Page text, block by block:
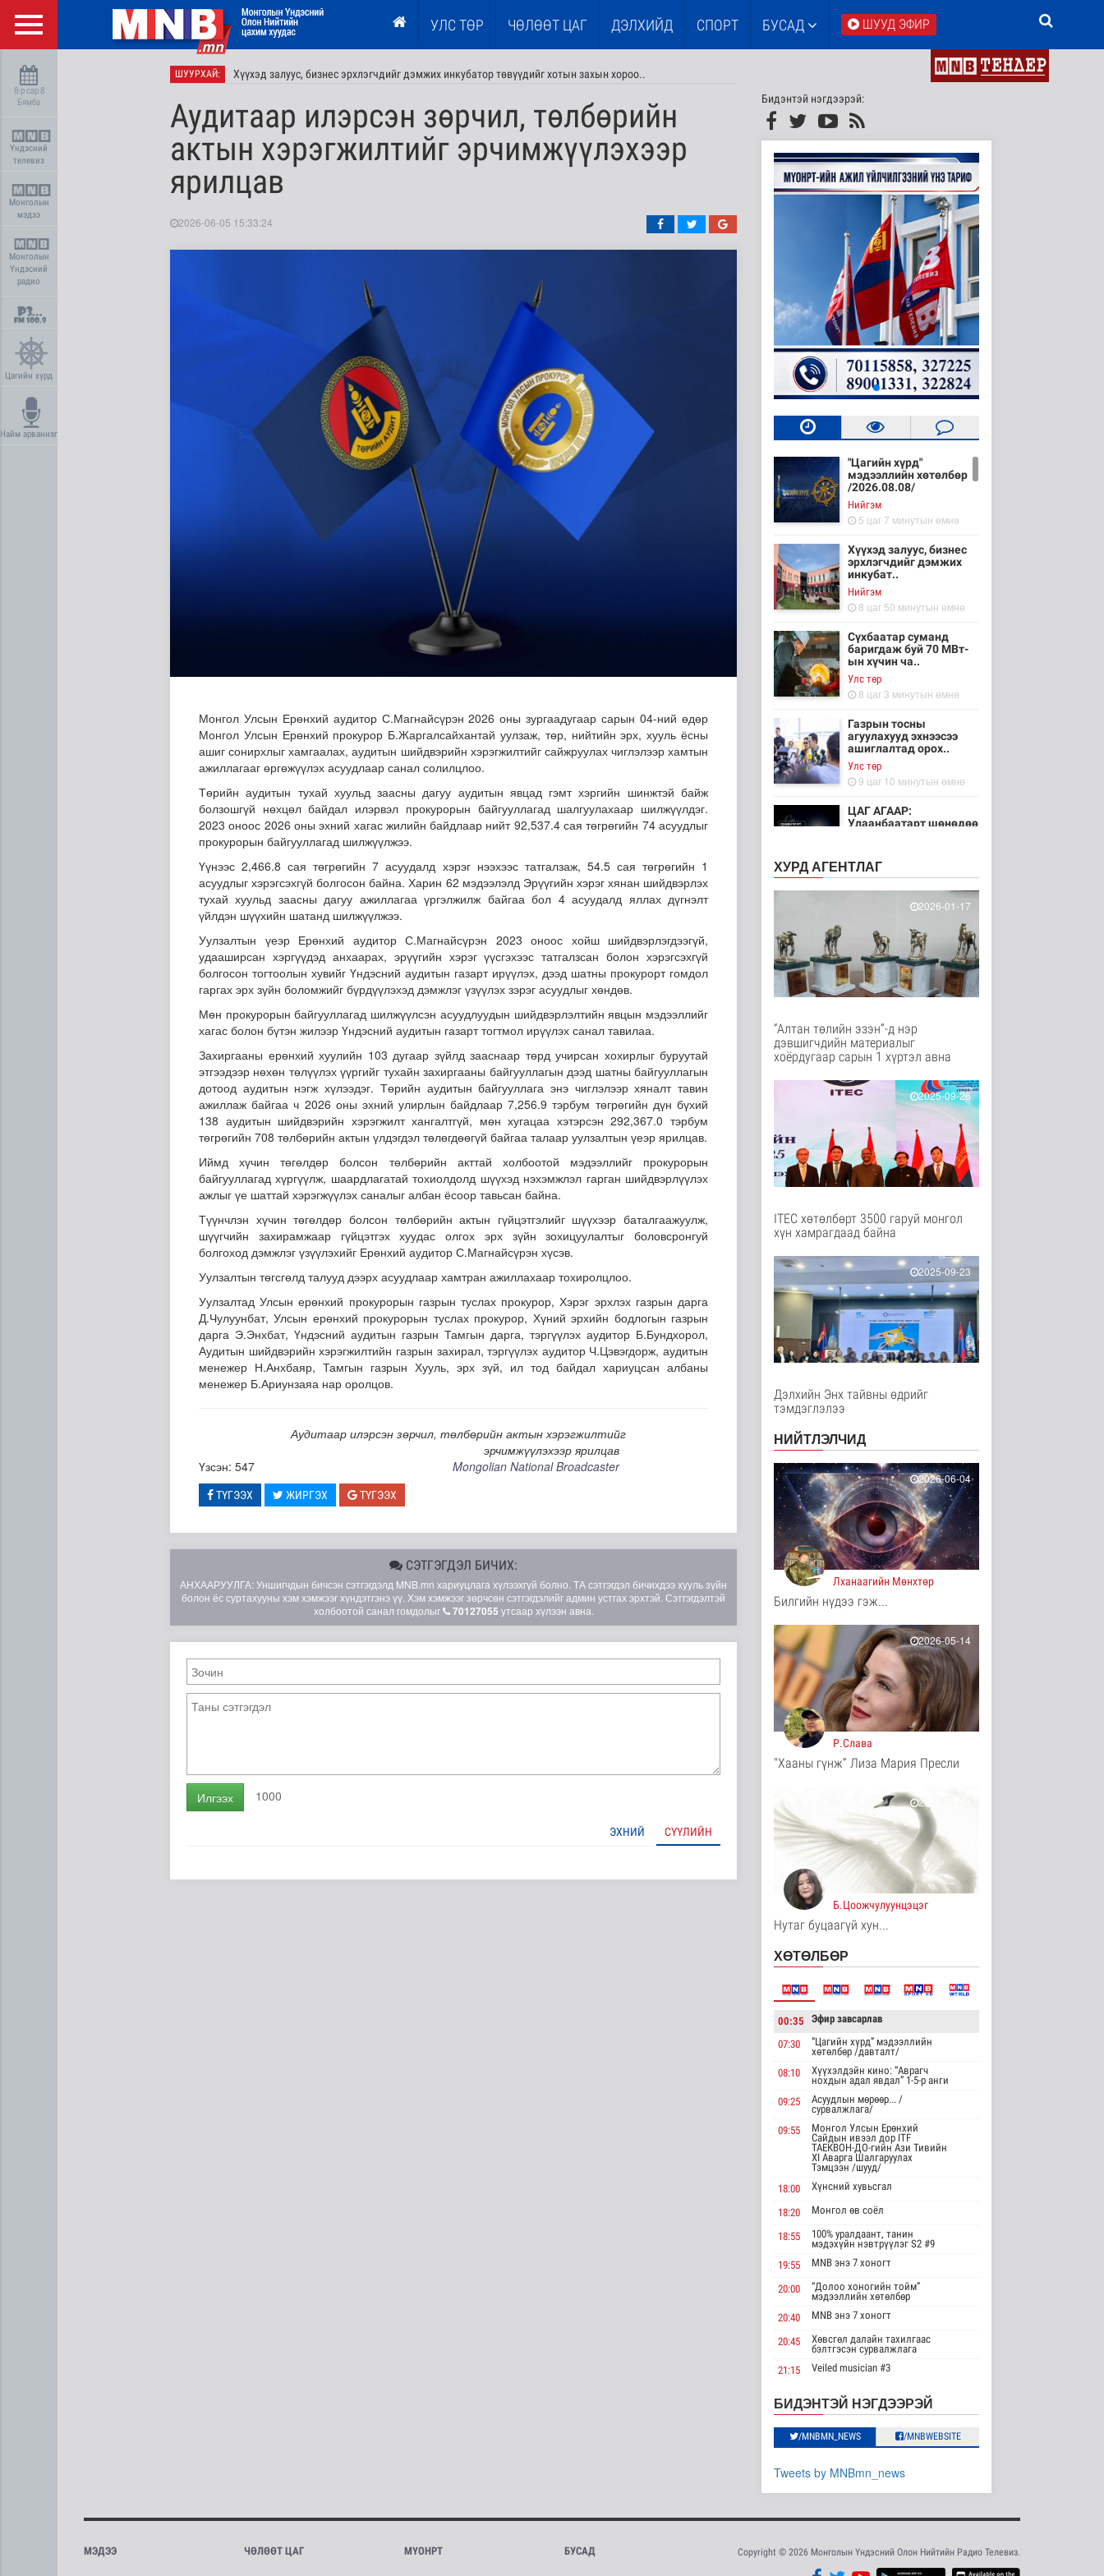
УЛС ТӨР ЧӨЛӨӨТ ЦАГ ДЭЛХИЙД СПОРТ БУСАД ШУУД ЭФИР
8-р сар 8
Бямба
Үндэсний
телевиз
Монголын
мэдээ
Монголын
Үндэсний
радио
Цагийн хүрд
Найм арваннэг
ШУУРХАЙ: Хүүхэд залуус, бизнес эрхлэгчдийг дэмжих инкубатор төвүүдийг хотын захын хороо..
Сүхбаатар суманд баригдаж буй 70 МВт-ын хүчин чадалтай ДЦС-ын технологийн анхн..
Газрын тосны агуулахууд эхнээсээ ашиглалтад ороход бэлэн болжээ
ЦАГ АГААР: Улаанбаатарт шөнөдөө 21 хэм дулаан
Аудитаар илэрсэн зөрчил, төлбөрийн
актын хэрэгжилтийг эрчимжүүлэхээр
ярилцав
2026-06-05 15:33:24
Монгол Улсын Ерөнхий аудитор С.Магнайсүрэн 2026 оны зургаадугаар сарын 04-ний өдөр
Монгол Улсын Ерөнхий прокурор Б.Жаргалсайхантай уулзаж, төр, нийтийн эрх, хууль ёсны
ашиг сонирхлыг хамгаалах, аудитын шийдвэрийн хэрэгжилтийг сайжруулах чиглэлээр хамтын
ажиллагааг өргөжүүлэх асуудлаар санал солилцлоо.
Төрийн аудитын тухай хуульд заасны дагуу аудитын явцад гэмт хэргийн шинжтэй байж
болзошгүй нөхцөл байдал илэрвэл прокурорын байгууллагад шалгуулахаар шилжүүлдэг.
2023 оноос 2026 оны эхний хагас жилийн байдлаар нийт 92,537.4 сая төгрөгийн 74 асуудлыг
прокурорын байгууллагад шилжүүлжээ.
Үүнээс 2,466.8 сая төгрөгийн 7 асуудалд хэрэг нээхээс татгалзаж, 54.5 сая төгрөгийн 1
асуудлыг хэрэгсэхгүй болгосон байна. Харин 62 мэдээлэлд Эрүүгийн хэрэг хянан шийдвэрлэх
тухай хуульд заасны дагуу ажиллагаа үргэлжилж байгаа бол 4 асуудалд яллах дүгнэлт
үйлдэн шүүхийн шатанд шилжүүлжээ.
Уулзалтын үеэр Ерөнхий аудитор С.Магнайсүрэн 2023 оноос хойш шийдвэрлэгдээгүй,
удааширсан хэргүүдэд анхаарах, эрүүгийн хэрэг үүсгэхээс татгалзсан болон хэрэгсэхгүй
болгосон тогтоолын хувийг Үндэсний аудитын газарт ирүүлэх, дээд шатны прокурорт гомдол
гаргах эрх зүйн боломжийг бүрдүүлэхэд дэмжлэг үзүүлэх зэрэг асуудлыг хөндөв.
Мөн прокурорын байгууллагад шилжүүлсэн асуудлуудын шийдвэрлэлтийн явцын мэдээллийг
хагас болон бүтэн жилээр Үндэсний аудитын газарт тогтмол ирүүлэх санал тавилаа.
Захиргааны ерөнхий хуулийн 103 дугаар зүйлд зааснаар төрд учирсан хохирлыг буруутай
этгээдээр нөхөн төлүүлэх үүргийг тухайн захиргааны байгууллагын дээд шатны байгууллагын
дотоод аудитын нэгж хүлээдэг. Төрийн аудитын байгууллага энэ чиглэлээр хяналт тавин
ажиллаж байгаа ч 2026 оны эхний улирлын байдлаар 7,256.9 тэрбум төгрөгийн дүн бүхий
138 аудитын шийдвэрийн хэрэгжилт хангалтгүй, мөн хугацаа хэтэрсэн 292,367.0 тэрбум
төгрөгийн 708 төлбөрийн актын үлдэгдэл төлөгдөөгүй байгаа талаар уулзалтын үеэр ярилцав.
Иймд хүчин төгөлдөр болсон төлбөрийн акттай холбоотой мэдээллийг прокурорын
байгууллагад хүргүүлж, шаардлагатай тохиолдолд шүүхэд нэхэмжлэл гарган шийдвэрлүүлэх
ажлыг үе шаттай хэрэгжүүлэх саналыг албан ёсоор тавьсан байна.
Түүнчлэн хүчин төгөлдөр болсон төлбөрийн актын гүйцэтгэлийг шүүхээр баталгаажуулж,
шүүгчийн захирамжаар гүйцэтгэх хуудас олгох эрх зүйн зохицуулалтыг боловсронгуй
болгоход дэмжлэг үзүүлэхийг Ерөнхий аудитор С.Магнайсүрэн хүсэв.
Уулзалтын төгсгөлд талууд дээрх асуудлаар хамтран ажиллахаар тохиролцлоо.
Уулзалтад Улсын ерөнхий прокурорын газрын туслах прокурор, Хэрэг эрхлэх газрын дарга
Д.Чулуунбат, Улсын ерөнхий прокурорын туслах прокурор, Хүний эрхийн бодлогын газрын
дарга Э.Энхбат, Үндэсний аудитын газрын Тамгын дарга, тэргүүлэх аудитор Б.Бундхорол,
Аудитын шийдвэрийн хэрэгжилтийн газрын захирал, тэргүүлэх аудитор Ч.Цэвэгдорж, аудитын
менежер Н.Анхбаяр, Тамгын газрын Хууль, эрх зүй, ил тод байдал хариуцсан албаны
менежер Б.Ариунзаяа нар оролцов.
Аудитаар илэрсэн зөрчил, төлбөрийн актын хэрэгжилтийг
эрчимжүүлэхээр ярилцав
Үзсэн: 547
Mongolian National Broadcaster
ТҮГЭЭХ ЖИРГЭХ ТҮГЭЭХ
СЭТГЭГДЭЛ БИЧИХ:
АНХААРУУЛГА: Уншигчдын бичсэн сэтгэгдэлд MNB.mn хариуцлага хүлээхгүй болно. ТА сэтгэгдэл бичихдээ хууль зүйн
болон ёс суртахууны хэм хэмжээг хүндэтгэнэ үү. Хэм хэмжээг зөрчсөн сэтгэгдэлийг админ устгах эрхтэй. Сэтгэгдэлтэй
холбоотой санал гомдолыг
70127055 утсаар хүлээн авна.
Илгээх 1000
ЭХНИЙ СҮҮЛИЙН
Бидэнтэй нэгдээрэй:
"Цагийн хүрд"
мэдээллийн хөтөлбөр
/2026.08.08/
Нийгэм
5 цаг 7 минутын өмнө
Хүүхэд залуус, бизнес
эрхлэгчдийг дэмжих
инкубат..
Нийгэм
8 цаг 50 минутын өмнө
Сүхбаатар суманд
баригдаж буй 70 МВт-
ын хүчин ча..
Улс төр
8 цаг 3 минутын өмнө
Газрын тосны
агуулахууд эхнээсээ
ашиглалтад орох..
Улс төр
9 цаг 10 минутын өмнө
ЦАГ АГААР:
Улаанбаатарт шөнөдөө
10 цаг 5 минутын өмнө
аюулгүй орчинд
Нийгэм
11 цаг 54 минутын өмнө
“COP Time”-ийн
өргөтгөсөн хуралдаан
Байгаль орчин
12 цаг 1 минутын өмнө
метр урт гүүр барьж
байна
12 цаг 16 минутын өмнө
Төслийн эхний 87 км-
ээс цааш үргэлжлэх
хэсгүүдэд..
12 цаг 26 минутын өмнө
аас сар бүр 12-15
мянган тонн..
Улс төр
13 цаг 32 минутын өмнө
Газар чөлөөлөлт, нөхөн
олговрын асуудлыг
хуулийн..
13 цаг 35 минутын өмнө
могойд хатгуулахаас
сэрэмжлээрэй
Эрүүл мэнд
15 цаг 42 минутын өмнө
Ц.Идэрбат: Мал
эмнэлгийн салбарын
өрсөлдөх чадва..
Нийгэм
15 цаг 51 минутын өмнө
салбарт “Oxus Metals
Улс төр
15 цаг 6 минутын өмнө
COP17 хурлын үеэр
"Нарантуул",
"Дүнжингарав" худ..
Нийгэм
15 цаг 13 минутын өмнө
Европ дахь "Монгол гэр"
Энтертайнмент
15 цаг 22 минутын өмнө
Унгар Улс эрчим хүчээ
хэмнэх зорилгоор
хязгаарла..
Дэлхийд
16 цаг 36 минутын өмнө
жолооны болон..
Нийгэм
16 цаг 41 минутын өмнө
баатарлаг тууль" эрдэм
шин..
Танин мэдэхүй
16 цаг 52 минутын өмнө
МҮОНРТ-ийн Үндэсний
зөвлөлийн даргаар
Н.Монсор д..
Нийгэм
16 цаг 56 минутын өмнө
АНУ полисиликон
бүтээгдэхүүнд 15
Дэлхийд
16 цаг 1 минутын өмнө
Торгоны замын цуваа
6000 гаруй километр
зам туул..
Байгаль орчин
16 цаг 5 минутын өмнө
“Турбингенерат..
16 цаг 19 минутын өмнө
зөвлөлдөх хэлэлцүүлэг
16 цаг 21 минутын өмнө
“Нүүрс-пиролизын
ХУРД АГЕНТЛАГ
2026-01-17
“Алтан төлийн эзэн”-д нэр
дэвшигчдийн материалыг
хоёрдугаар сарын 1 хүртэл авна
2025-09-26
ITEC хөтөлбөрт 3500 гаруй монгол
хүн хамрагдаад байна
2025-09-23
Дэлхийн Энх тайвны өдрийг
тэмдэглэлээ
НИЙТЛЭЛЧИД
2026-06-04
Лханаагийн Мөнхтөр
Билгийн нүдээ гэж...
2026-05-14
Р.Слава
"Хааны гүнж” Лиза Мария Пресли
2026-05-14
Б.Цоожчулуунцэцэг
Нутаг буцаагүй хун...
ХӨТӨЛБӨР
00:35 Эфир завсарлав
07:30
“Цагийн хүрд” мэдээллийн
хөтөлбөр /давталт/
08:10
Хүүхэлдэйн кино: “Аврагч
нохдын адал явдал” 1-5-р анги
09:25
Асуудлын мөрөөр... /
сурвалжлага/
09:55
Монгол Улсын Ерөнхий
Сайдын ивээл дор ITF
ТАЕКВОН-ДО-гийн Ази Тивийн
XI Аварга Шалгаруулах
Тэмцээн /шууд/
18:00
Хүнсний хувьсгал
18:20 Монгол өв соёл
18:55
100% уралдаант, танин
мэдэхүйн нэвтрүүлэг S2 #9
19:55
MNB энэ 7 хоногт
20:00
“Долоо хоногийн тойм”
мэдээллийн хөтөлбөр
20:40
MNB энэ 7 хоногт
20:45
Хөвсгөл далайн тахилгаас
бэлтгэсэн сурвалжлага
21:15
Veiled musician #3
23:35
“Гэрэлтэй цонх” үдшийн
хөтөлбөр
БИДЭНТЭЙ НЭГДЭЭРЭЙ
/MNBMN_NEWS /MNBWEBSITE
Tweets by MNBmn_news
МЭДЭЭ ЧӨЛӨӨТ ЦАГ МҮОНРТ БУСАД Copyright © 2026 Монголын Үндэсний Олон Нийтийн Радио Телевиз.